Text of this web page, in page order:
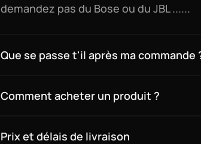
demandez pas du Bose ou du JBL ......
Que se passe t'il après ma commande
Comment acheter un produit ?
Prix et délais de livraison